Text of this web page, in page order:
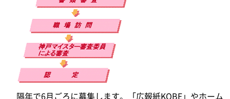
隔年で6月ごろに募集します。「広報紙KOBE」やホーム